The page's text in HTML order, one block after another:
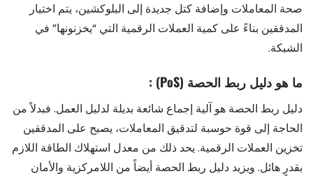
صحة المعاملات وإضافة كتل جديدة إلى البلوكشين، يتم اختيار
المدققين بناءً على كمية العملات الرقمية التي “يخزنونها” في
الشبكة.
ما هو دليل ربط الحصة (PoS) :
دليل ربط الحصة هو آلية إجماع شائعة بديلة لدليل العمل. فبدلاً من
الحاجة إلى قوة حوسبة لتدقيق المعاملات، يصبح على المدققين
تخزين العملات الرقمية. يحد ذلك من معدل استهلاك الطاقة اللازم
بقدرٍ هائل. ويزيد دليل ربط الحصة أيضاً من اللامركزية والأمان